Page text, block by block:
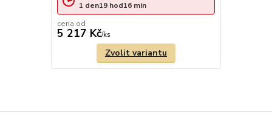
cena od
5 217 Kč/ks
1 den19 hod16 min
Zvolit variantu